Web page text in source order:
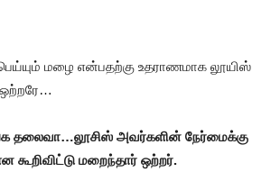
மழை என்பதற்கு உதராணமாக லூயிஸ்
தலைவா…லூசிஸ் அவர்களின் நேர்மைக்கு
கூறிவிட்டு மறைந்தார் ஒற்றர்.